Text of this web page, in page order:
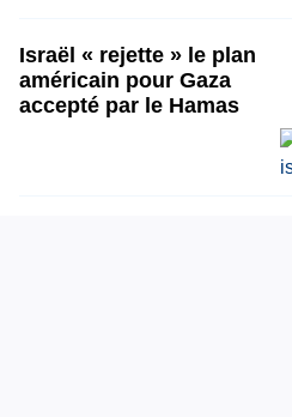
Israël « rejette » le plan
américain pour Gaza
accepté par le Hamas